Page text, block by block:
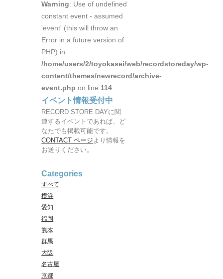
Warning: Use of undefined
constant event - assumed
'event' (this will throw an
Error in a future version of
PHP) in
/home/users/2/toyokasei/web/recordstoreday/wp-
content/themes/newrecord/archive-
event.php on line 114
イベント情報受付中
RECORD STORE DAYに関
連するイベントであれば、ど
なたでも掲載可能です。
CONTACT ページより情報を
お送りください。
Categories
すべて
横浜
愛知
福岡
熊本
群馬
大阪
名古屋
京都